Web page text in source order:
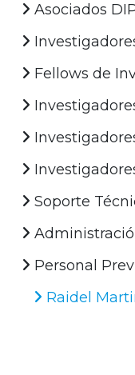
Asociados
Fellows de
Soporte
Personal
Raidel